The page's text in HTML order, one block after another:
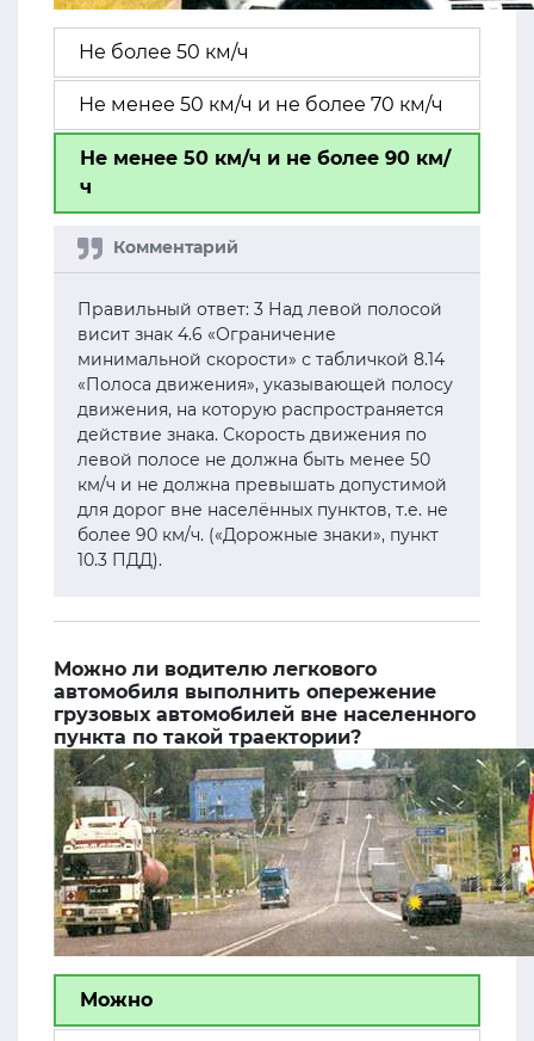
Не более 50 км/ч
Не менее 50 км/ч и не более 70 км/ч
Не менее 50 км/ч и не более 90 км/
ч
Правильный ответ: 3 Над левой полосой
висит знак 4.6 «Ограничение
минимальной скорости» с табличкой 8.14
«Полоса движения», указывающей полосу
движения, на которую распространяется
действие знака. Скорость движения по
левой полосе не должна быть менее 50
км/ч и не должна превышать допустимой
для дорог вне населённых пунктов, т.е. не
более 90 км/ч. («Дорожные знаки», пункт
10.3 ПДД).
Можно ли водителю легкового
автомобиля выполнить опережение
грузовых автомобилей вне населенного
пункта по такой траектории?
Можно